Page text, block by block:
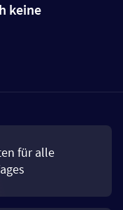
keine
für alle